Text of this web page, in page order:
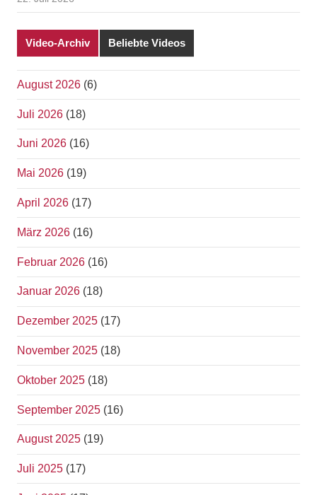
Video-Archiv Beliebte Videos
August 2026 (6)
Juli 2026 (18)
Juni 2026 (16)
Mai 2026 (19)
April 2026 (17)
März 2026 (16)
Februar 2026 (16)
Januar 2026 (18)
Dezember 2025 (17)
November 2025 (18)
Oktober 2025 (18)
September 2025 (16)
August 2025 (19)
Juli 2025 (17)